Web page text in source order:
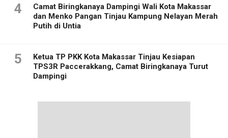
4
Camat Biringkanaya Dampingi Wali Kota Makassar
dan Menko Pangan Tinjau Kampung Nelayan Merah
Putih di Untia
5
Ketua TP PKK Kota Makassar Tinjau Kesiapan
TPS3R Paccerakkang, Camat Biringkanaya Turut
Dampingi